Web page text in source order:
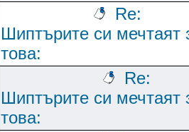
Re:
Шиптърите си мечтаят
това:
Re:
Шиптърите си мечтаят
това: